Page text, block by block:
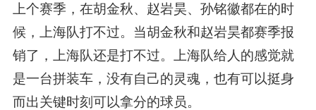
上个赛季，在胡金秋、赵岩昊、孙铭徽都在的时
候，上海队打不过。当胡金秋和赵岩昊都赛季报
销了，上海队还是打不过。上海队给人的感觉就
是一台拼装车，没有自己的灵魂，也有可以挺身
而出关键时刻可以拿分的球员。